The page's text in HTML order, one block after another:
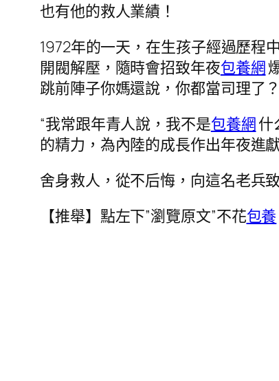
也有他的救人業績！
1972年的一天，在生孩子經過歷程
開閥解壓，隨時會招致年夜包養網
跳前陣子你媽還說，你都當司理了
“我常跟年青人說，我不是包養網什
的精力，為內陸的成長作出年夜進
舍身救人，從不后悔，向這名老兵
【推舉】點左下”瀏覽原文”不花包養